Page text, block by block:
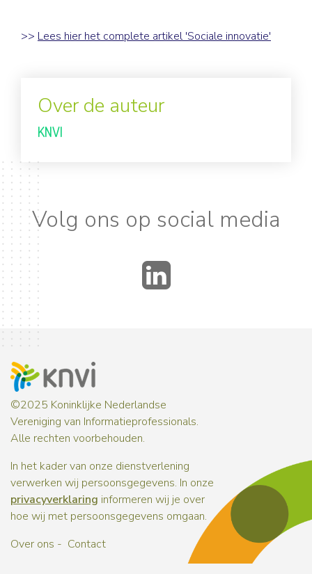
>> Lees hier het complete artikel 'Sociale innovatie'
Over de auteur
KNVI
Volg ons op social media
©2025 Koninklijke Nederlandse
Vereniging van Informatieprofessionals.
Alle rechten voorbehouden.
In het kader van onze dienstverlening
verwerken wij persoonsgegevens. In onze
privacyverklaring informeren wij je over
hoe wij met persoonsgegevens omgaan.
Over ons
Contact